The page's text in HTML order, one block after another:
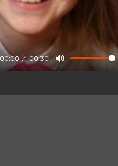
00:00 00:30
Mute